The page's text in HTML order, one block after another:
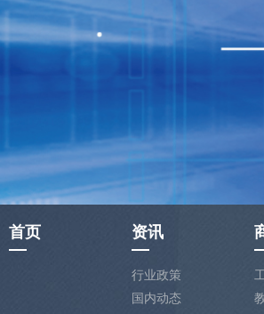
首页 资讯
行业政策
国内动态